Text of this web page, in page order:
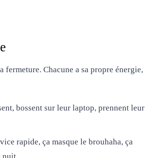
Chacune a sa propre énergie,
bossent sur leur laptop, prennent leur
rapide, ça masque le brouhaha, ça